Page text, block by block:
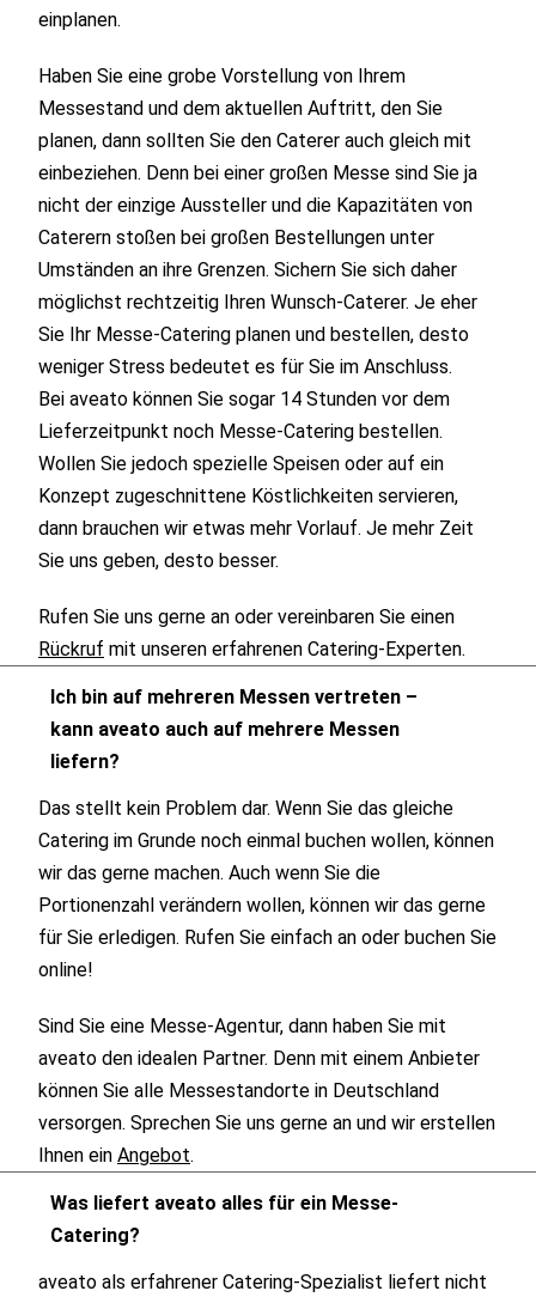
einplanen.
Haben Sie eine grobe Vorstellung von Ihrem
Messestand und dem aktuellen Auftritt, den Sie
planen, dann sollten Sie den Caterer auch gleich mit
einbeziehen. Denn bei einer großen Messe sind Sie ja
nicht der einzige Aussteller und die Kapazitäten von
Caterern stoßen bei großen Bestellungen unter
Umständen an ihre Grenzen. Sichern Sie sich daher
möglichst rechtzeitig Ihren Wunsch-Caterer. Je eher
Sie Ihr Messe-Catering planen und bestellen, desto
weniger Stress bedeutet es für Sie im Anschluss.
Bei aveato können Sie sogar 14 Stunden vor dem
Lieferzeitpunkt noch Messe-Catering bestellen.
Wollen Sie jedoch spezielle Speisen oder auf ein
Konzept zugeschnittene Köstlichkeiten servieren,
dann brauchen wir etwas mehr Vorlauf. Je mehr Zeit
Sie uns geben, desto besser.
Rufen Sie uns gerne an oder vereinbaren Sie einen
Rückruf mit unseren erfahrenen Catering-Experten.
Ich bin auf mehreren Messen vertreten –
kann aveato auch auf mehrere Messen
liefern?
Das stellt kein Problem dar. Wenn Sie das gleiche
Catering im Grunde noch einmal buchen wollen, können
wir das gerne machen. Auch wenn Sie die
Portionenzahl verändern wollen, können wir das gerne
für Sie erledigen. Rufen Sie einfach an oder buchen Sie
online!
Sind Sie eine Messe-Agentur, dann haben Sie mit
aveato den idealen Partner. Denn mit einem Anbieter
können Sie alle Messestandorte in Deutschland
versorgen. Sprechen Sie uns gerne an und wir erstellen
Ihnen ein Angebot.
Was liefert aveato alles für ein Messe-
Catering?
aveato als erfahrener Catering-Spezialist liefert nicht